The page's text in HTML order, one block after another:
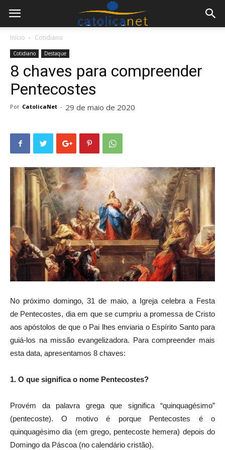
Início Cotidiano
Cotidiano Destaque
8 chaves para compreender
Pentecostes
Por CatolicaNet - 29 de maio de 2020
No próximo domingo, 31 de maio, a Igreja celebra a Festa
de Pentecostes, dia em que se cumpriu a promessa de Cristo
aos apóstolos de que o Pai lhes enviaria o Espírito Santo para
guiá-los na missão evangelizadora. Para compreender mais
esta data, apresentamos 8 chaves:
1. O que significa o nome Pentecostes?
Provém da palavra grega que significa “quinquagésimo”
(pentecoste). O motivo é porque Pentecostes é o
quinquagésimo dia (em grego, pentecoste hemera) depois do
Domingo da Páscoa (no calendário cristão).